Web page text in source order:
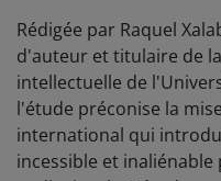
Rédigée par Raquel
d'auteur et titulaire de
intellectuelle de
l'étude préconise la
international qui
incessible et